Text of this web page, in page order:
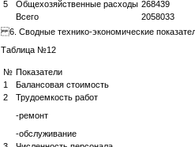
5
Общехозяйственные расходы 268439
Всего
2058033
6. Сводные технико-экономические
Таблица №12
№ Показатели
1
Балансовая стоимость
2
Трудоемкость работ
-ремонт
-обслуживание